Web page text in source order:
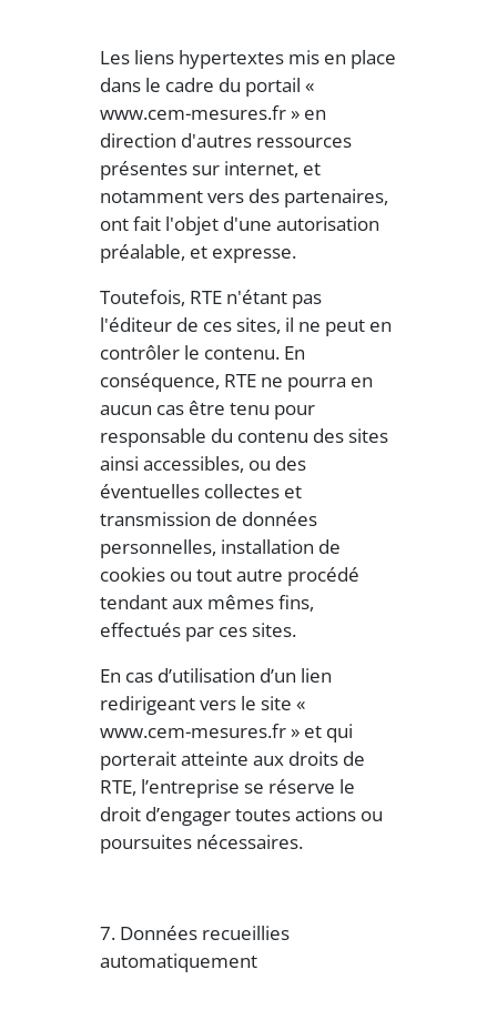
Les liens hypertextes mis en place
dans le cadre du portail «
www.cem-mesures.fr » en
direction d'autres ressources
présentes sur internet, et
notamment vers des partenaires,
ont fait l'objet d'une autorisation
préalable, et expresse.
Toutefois, RTE n'étant pas
l'éditeur de ces sites, il ne peut en
contrôler le contenu. En
conséquence, RTE ne pourra en
aucun cas être tenu pour
responsable du contenu des sites
ainsi accessibles, ou des
éventuelles collectes et
transmission de données
personnelles, installation de
cookies ou tout autre procédé
tendant aux mêmes fins,
effectués par ces sites.
En cas d’utilisation d’un lien
redirigeant vers le site «
www.cem-mesures.fr » et qui
porterait atteinte aux droits de
RTE, l’entreprise se réserve le
droit d’engager toutes actions ou
poursuites nécessaires.
7. Données recueillies
automatiquement